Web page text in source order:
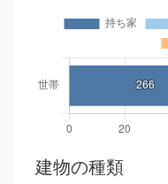
建物の種類